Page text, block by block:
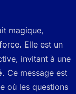
magique,
Elle est un
invitant à une
. Ce message est
où les questions